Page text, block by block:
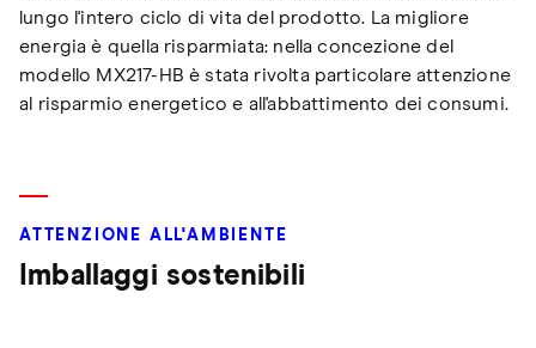
lungo l'intero ciclo di vita del prodotto. La migliore
energia è quella risparmiata: nella concezione del
modello MX217-HB è stata rivolta particolare attenzione
al risparmio energetico e all'abbattimento dei consumi.
ATTENZIONE ALL'AMBIENTE
Imballaggi sostenibili